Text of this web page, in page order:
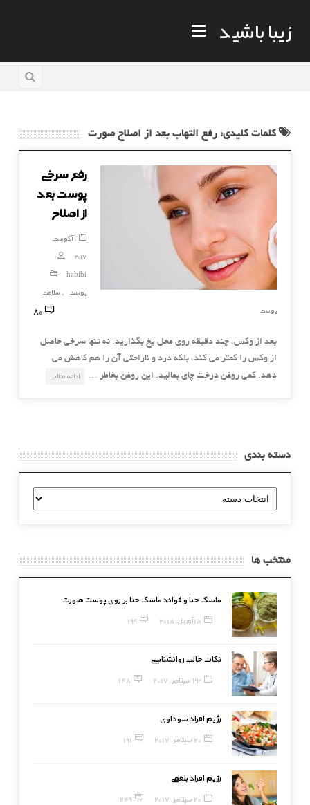
زیبا باشید
کلمات کلیدی: رفع التهاب بعد از اصلاح صورت
رفع سرخی
پوست بعد
از اصلاح
1 آگوست,
2017
habibi
پوست
, سلامت
پوست
80
بعد از وکس، چند دقیقه روی محل یخ بگذارید. نه تنها سرخی حاصل
از وکس را کمتر می کند، بلکه درد و ناراحتی آن را هم کاهش می
دهد. کمی روغن درخت چای بمالید. این روغن بخاطر …
ادامه مطلب
دسته بندی
دسته
بندی
منتخب ها
ماسک حنا و فوائد ماسک حنا بر روی پوست صورت
18 آوریل, 2018 199
نکات جالب روانشناسی
23 سپتامبر, 2017 148
رژیم افراد سوداوی
20 سپتامبر, 2017 191
رژیم افراد بلغمی
20 سپتامبر, 2017 249